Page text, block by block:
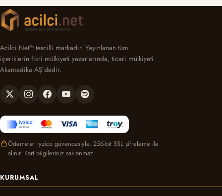
Acilci.Net™ tescilli markadır. Yayınlanan tüm
içeriklerin fikri mülkiyeti yazarlarında, ticari mülkiyeti
Akamedika AŞ’dedir.
Ödemeler iyzico güvencesiyle, 256-bit SSL şifreleme ile
alınır. Kart bilgileriniz saklanmaz.
KURUMSAL